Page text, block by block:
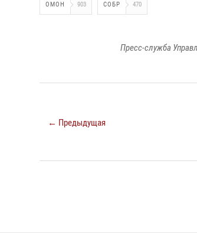
ОМОН 903 СОБР 470
Пресс-служба
← Предыдущая